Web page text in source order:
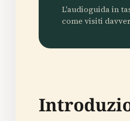
L'audioguida in
come visiti